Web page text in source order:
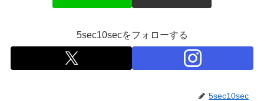
5sec10secをフォローする
5sec10sec